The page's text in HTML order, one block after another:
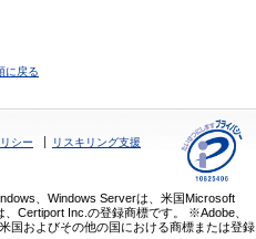
に戻る
シー リスキリング支援
、Windows Serverは、米国Microsoft
Certiport Inc.の登録商標です。 ※Adobe、
国およびその他の国における商標または登録